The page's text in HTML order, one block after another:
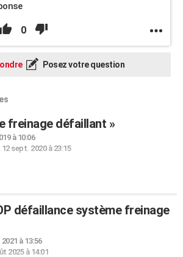
0
Posez votre question
freinage défaillant »
à 10:06
12 sept. 2020 à 23:15
défaillance système freinage
2021 à 13:56
2025 à 14:01